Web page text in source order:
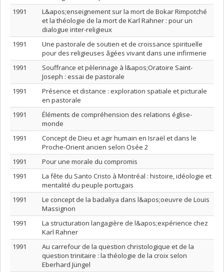
1991
L&apos;enseignement sur la mort de Bokar Rimpotché
et la théologie de la mort de Karl Rahner : pour un
dialogue inter-religieux
1991
Une pastorale de soutien et de croissance spirituelle
pour des religieuses âgées vivant dans une infirmerie
1991
Souffrance et pèlerinage à l&apos;Oratoire Saint-
Joseph : essai de pastorale
1991
Présence et distance : exploration spatiale et picturale
en pastorale
1991
Éléments de compréhension des relations église-
monde
1991
Concept de Dieu et agir humain en Israël et dans le
Proche-Orient ancien selon Osée 2
1991
Pour une morale du compromis
1991
La fête du Santo Cristo à Montréal : histoire, idéologie et
mentalité du peuple portugais
1991
Le concept de la badaliya dans l&apos;oeuvre de Louis
Massignon
1991
La structuration langagière de l&apos;expérience chez
Karl Rahner
1991
Au carrefour de la question christologique et de la
question trinitaire : la théologie de la croix selon
Eberhard Jüngel